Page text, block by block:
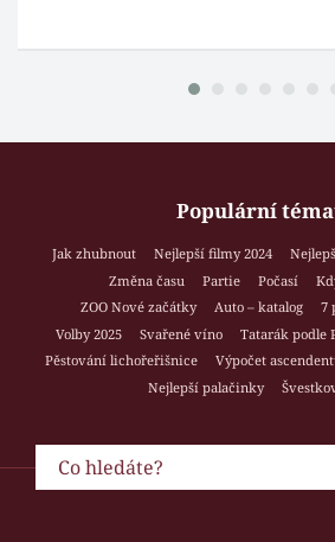
Populární
Jak zhubnout Nejlepší filmy 2024
Změna času
Partie Počasí
ZOO Nové začátky
Auto – katalog
7
Volby 2025
Svařené víno Tatarák podle
Pěstování lichořeřišnice
Výpočet
Nejlepší palačinky